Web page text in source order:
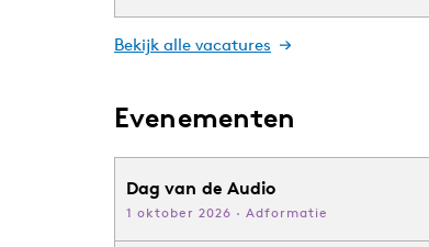
Bekijk alle vacatures
Evenementen
Dag van de Audio
1 oktober 2026 · Adformatie